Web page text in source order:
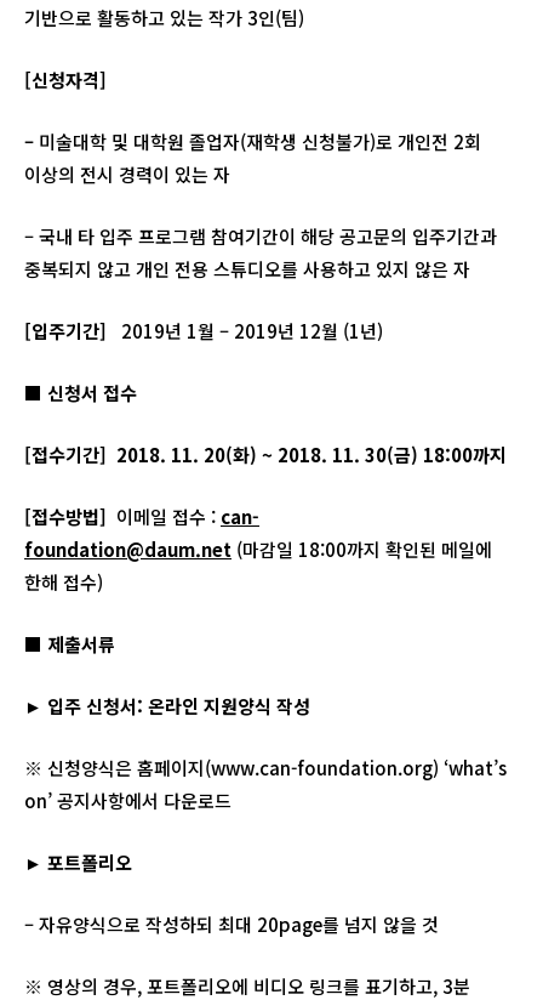
기반으로 활동하고 있는 작가 3인(팀)
[신청자격]
– 미술대학 및 대학원 졸업자(재학생 신청불가)로 개인전 2회
이상의 전시 경력이 있는 자
– 국내 타 입주 프로그램 참여기간이 해당 공고문의 입주기간과
중복되지 않고 개인 전용 스튜디오를 사용하고 있지 않은 자
[입주기간] 2019년 1월 – 2019년 12월 (1년)
■ 신청서 접수
[접수기간] 2018. 11. 20(화) ~ 2018. 11. 30(금) 18:00까지
[접수방법] 이메일 접수 : can-
foundation@daum.net (마감일 18:00까지 확인된 메일에
한해 접수)
■ 제출서류
► 입주 신청서: 온라인 지원양식 작성
※ 신청양식은 홈페이지(www.can-foundation.org) ‘what’s
on’ 공지사항에서 다운로드
► 포트폴리오
– 자유양식으로 작성하되 최대 20page를 넘지 않을 것
※ 영상의 경우, 포트폴리오에 비디오 링크를 표기하고, 3분